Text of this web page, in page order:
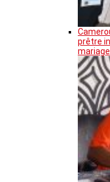
prêtre
mariage